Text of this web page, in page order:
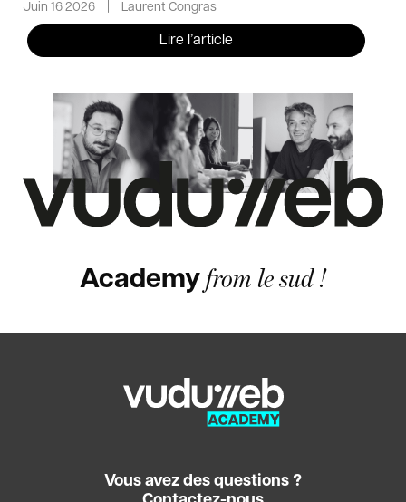
Juin 16 2026 Laurent Congras
Lire l’article
Academy from le sud !
Vous avez des questions ?